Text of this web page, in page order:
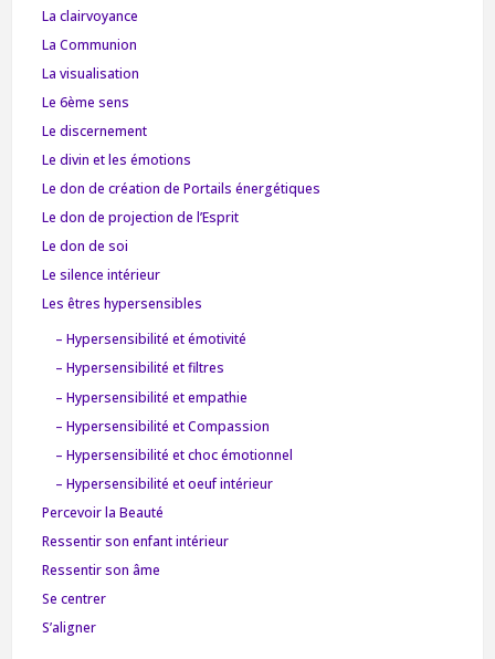
La clairvoyance
La Communion
La visualisation
Le 6ème sens
Le discernement
Le divin et les émotions
Le don de création de Portails énergétiques
Le don de projection de l’Esprit
Le don de soi
Le silence intérieur
Les êtres hypersensibles
– Hypersensibilité et émotivité
– Hypersensibilité et filtres
– Hypersensibilité et empathie
– Hypersensibilité et Compassion
– Hypersensibilité et choc émotionnel
– Hypersensibilité et oeuf intérieur
Percevoir la Beauté
Ressentir son enfant intérieur
Ressentir son âme
Se centrer
S’aligner